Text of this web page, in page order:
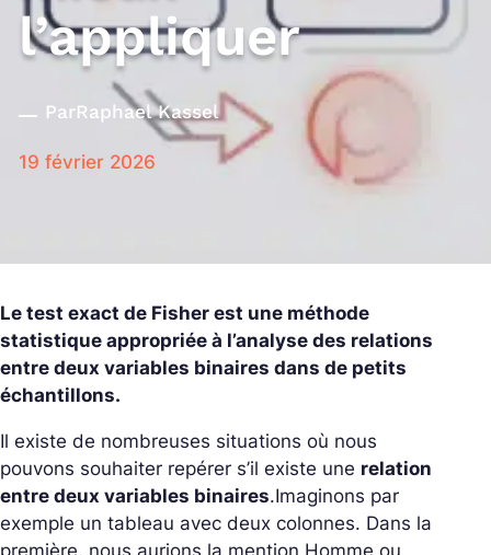
l’appliquer
ParRaphael Kassel
19 février 2026
Le test exact de Fisher est une méthode
statistique appropriée à l’analyse des relations
entre deux variables binaires dans de petits
échantillons.
Il existe de nombreuses situations où nous
pouvons souhaiter repérer s’il existe une relation
entre deux variables binaires.Imaginons par
exemple un tableau avec deux colonnes. Dans la
première, nous aurions la mention Homme ou